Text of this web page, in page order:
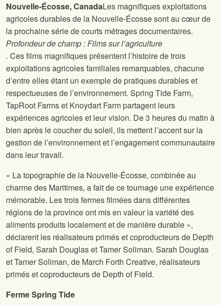
Nouvelle-Écosse, CanadaLes magnifiques exploitations
agricoles durables de la Nouvelle-Écosse sont au cœur de
la prochaine série de courts métrages documentaires.
Profondeur de champ : Films sur l’agriculture
. Ces films magnifiques présentent l’histoire de trois
exploitations agricoles familiales remarquables, chacune
d’entre elles étant un exemple de pratiques durables et
respectueuses de l’environnement. Spring Tide Farm,
TapRoot Farms et Knoydart Farm partagent leurs
expériences agricoles et leur vision. De 3 heures du matin à
bien après le coucher du soleil, ils mettent l’accent sur la
gestion de l’environnement et l’engagement communautaire
dans leur travail.
« La topographie de la Nouvelle-Écosse, combinée au
charme des Maritimes, a fait de ce tournage une expérience
mémorable. Les trois fermes filmées dans différentes
régions de la province ont mis en valeur la variété des
aliments produits localement et de manière durable »,
déclarent les réalisateurs primés et coproducteurs de Depth
of Field, Sarah Douglas et Tamer Soliman. Sarah Douglas
et Tamer Soliman, de March Forth Creative, réalisateurs
primés et coproducteurs de Depth of Field.
Ferme Spring Tide